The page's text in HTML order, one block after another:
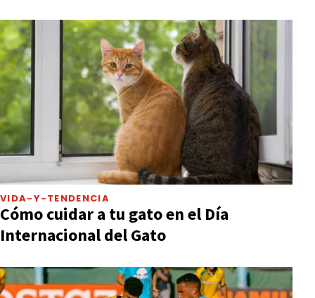
VIDA-Y-TENDENCIA
Cómo cuidar a tu gato en el Día
Internacional del Gato